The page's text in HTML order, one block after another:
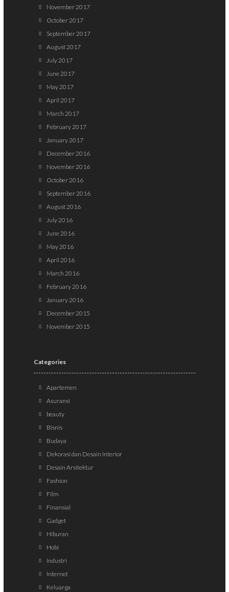
November 2017
October 2017
September 2017
August 2017
July 2017
June 2017
May 2017
April 2017
March 2017
February 2017
January 2017
December 2016
November 2016
October 2016
September 2016
August 2016
July 2016
June 2016
May 2016
April 2016
March 2016
February 2016
January 2016
December 2015
November 2015
Categories
Apartemen
Asuransi
beauty
Bisnis
Budaya
Dekorasi dan Desain Interior
Desain Arsitektur
Fashion
Film
Finansial
Gadget
Hiburan
Hobi
Industri
Internet
Keluarga